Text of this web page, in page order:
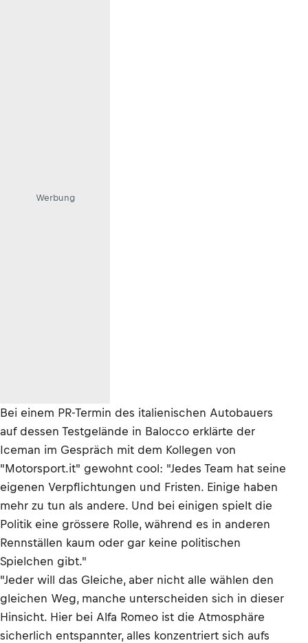
Werbung
Bei einem PR-Termin des italienischen Autobauers
auf dessen Testgelände in Balocco erklärte der
Iceman im Gespräch mit dem Kollegen von
"Motorsport.it" gewohnt cool: "Jedes Team hat seine
eigenen Verpflichtungen und Fristen. Einige haben
mehr zu tun als andere. Und bei einigen spielt die
Politik eine grössere Rolle, während es in anderen
Rennställen kaum oder gar keine politischen
Spielchen gibt."
"Jeder will das Gleiche, aber nicht alle wählen den
gleichen Weg, manche unterscheiden sich in dieser
Hinsicht. Hier bei Alfa Romeo ist die Atmosphäre
sicherlich entspannter, alles konzentriert sich aufs